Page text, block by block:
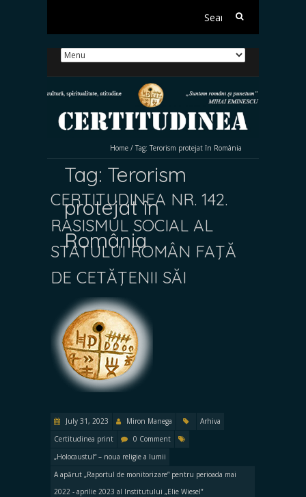
Search
Home / Tag: Terorism protejat în România
Tag: Terorism
protejat în
România
CERTITUDINEA NR. 142.
RASISMUL SOCIAL AL
STATULUI ROMÂN FAŢĂ
DE CETĂŢENII SĂI
July 31, 2023 Miron Manega
Arhiva
Certitudinea print
0 Comment
„Holocaustul“ – noua religie a lumii
A apărut „Raportul de monitorizare” pentru perioada mai
2022 - aprilie 2023 al Institutului „Elie Wiesel”